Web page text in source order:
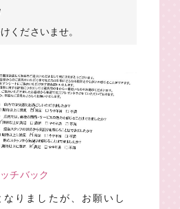
くださいませ。
チバック
りましたが、お願いし